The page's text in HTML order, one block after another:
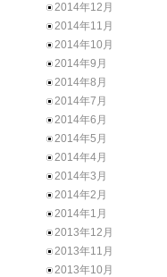
2014年12月
2014年11月
2014年10月
2014年9月
2014年8月
2014年7月
2014年6月
2014年5月
2014年4月
2014年3月
2014年2月
2014年1月
2013年12月
2013年11月
2013年10月